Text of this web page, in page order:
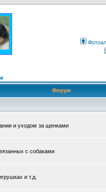
Форум
и уходом за щенками
с собаками
и т.д.